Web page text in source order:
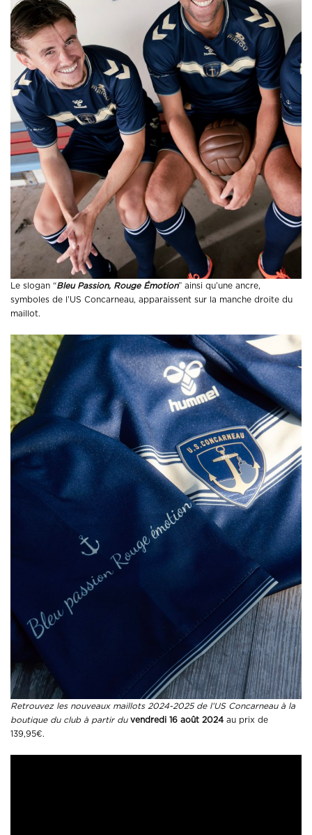
Le slogan “Bleu Passion, Rouge Émotion” ainsi qu’une ancre,
symboles de l’US Concarneau, apparaissent sur la manche droite du
maillot.
Retrouvez les nouveaux maillots 2024-2025 de l’US Concarneau à la
boutique du club à partir du vendredi 16 août 2024 au prix de
139,95€.